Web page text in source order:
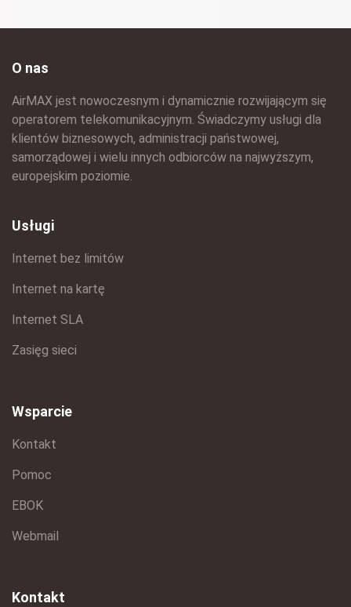
O nas
AirMAX jest nowoczesnym i dynamicznie rozwijającym się
operatorem telekomunikacyjnym. Świadczymy usługi dla
klientów biznesowych, administracji państwowej,
samorządowej i wielu innych odbiorców na najwyższym,
europejskim poziomie.
Usługi
Internet bez limitów
Internet na kartę
Internet SLA
Zasięg sieci
Wsparcie
Kontakt
Pomoc
EBOK
Webmail
Kontakt